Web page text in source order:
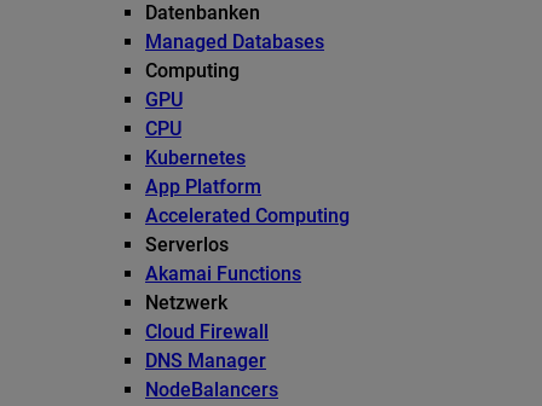
Datenbanken
Managed Databases
Computing
GPU
CPU
Kubernetes
App Platform
Accelerated Computing
Serverlos
Akamai Functions
Netzwerk
Cloud Firewall
DNS Manager
NodeBalancers